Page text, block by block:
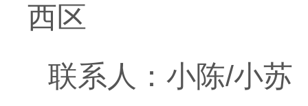
西区
联系人：小陈/小